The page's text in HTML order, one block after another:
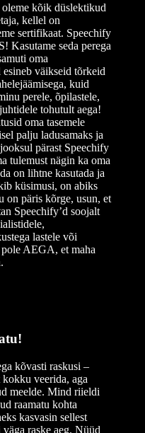
kõik düslektikud
kellel on
sertifikaat. Speechify
seda perega
oma
väikseid tõrkeid
kuid
perele, õpilastele,
tohutult aega!
oma tasemele
palju ladusamaks ja
pärast Speechify
tulemust nägin ka oma
on lihtne kasutada ja
küsimusi, on abiks
on päris kõrge, usun, et
Speechify’d soojalt
lastele või
AEGA, et maha
kõvasti raskusi –
veerida, aga
meelde. Mind riieldi
raamatu kohta
kasvasin sellest
raske aeg. Nüüd